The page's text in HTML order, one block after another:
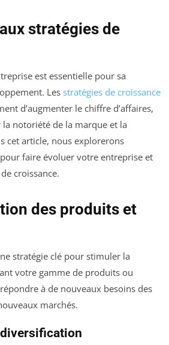
stratégies de
est essentielle pour sa
Les stratégies de croissance
d’augmenter le chiffre d’affaires,
la notoriété de la marque et la
cet article, nous explorerons
faire évoluer votre entreprise et
croissance.
des produits et
stratégie clé pour stimuler la
votre gamme de produits ou
à de nouveaux besoins des
marchés.